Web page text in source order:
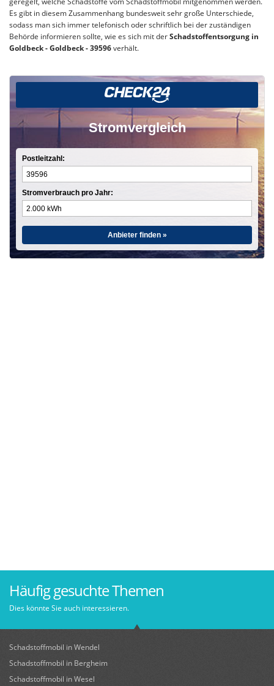
Es gibt in diesem Zusammenhang bundesweit sehr große Unterschiede,
sodass man sich immer telefonisch oder schriftlich bei der zuständigen
Behörde informieren sollte, wie es sich mit derSchadstoffentsorgung in
Goldbeck - Goldbeck - 39596verhält.
Stromvergleich
Postleitzahl:
Stromverbrauch pro Jahr:
Anbieter finden »
Häufig gesuchte Themen
Dies könnte Sie auch interessieren.
Schadstoffmobil in Wendel
Schadstoffmobil in Bergheim
Schadstoffmobil in Wesel